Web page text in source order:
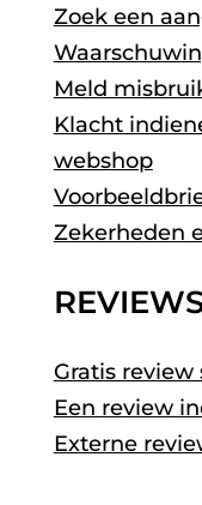
Zoek een
Meld
Klacht
webshop
Zekerheden
Gratis review
Een review
Externe